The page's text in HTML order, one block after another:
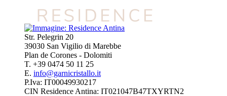
Str. Pelegrin 20
39030 San Vigilio di Marebbe
Plan de Corones - Dolomiti
T. +39 0474 50 11 25
E. info@garnicristallo.it
P.Iva: IT00049930217
CIN Residence Antina: IT021047B47TXYRTN2